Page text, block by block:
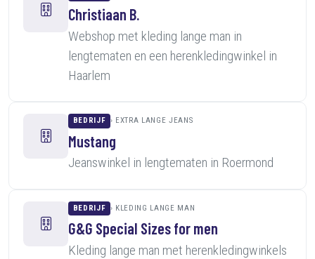
Christiaan B.
Webshop met kleding lange man in
lengtematen en een herenkledingwinkel in
Haarlem
BEDRIJF EXTRA LANGE JEANS
Mustang
Jeanswinkel in lengtematen in Roermond
BEDRIJF KLEDING LANGE MAN
G&G Special Sizes for men
Kleding lange man met herenkledingwinkels